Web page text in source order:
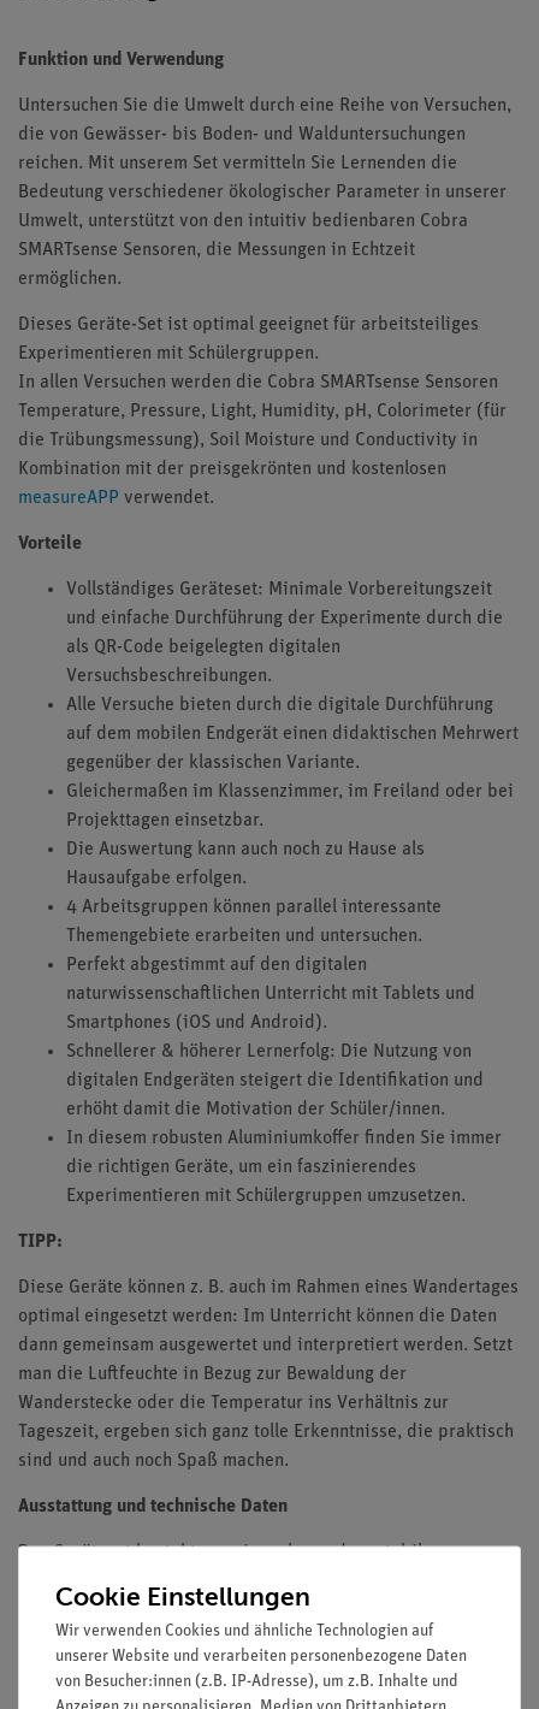
Funktion und Verwendung
Untersuchen Sie die Umwelt durch eine Reihe von Versuchen,
die von Gewässer- bis Boden- und Walduntersuchungen
reichen. Mit unserem Set vermitteln Sie Lernenden die
Bedeutung verschiedener ökologischer Parameter in unserer
Umwelt, unterstützt von den intuitiv bedienbaren Cobra
SMARTsense Sensoren, die Messungen in Echtzeit
ermöglichen.
Dieses Geräte-Set ist optimal geeignet für arbeitsteiliges
Experimentieren mit Schülergruppen.
In allen Versuchen werden die Cobra SMARTsense Sensoren
Temperature, Pressure, Light, Humidity, pH, Colorimeter (für
die Trübungsmessung), Soil Moisture und Conductivity in
Kombination mit der preisgekrönten und kostenlosen
measureAPP verwendet.
Vorteile
Vollständiges Geräteset: Minimale Vorbereitungszeit
und einfache Durchführung der Experimente durch die
als QR-Code beigelegten digitalen
Versuchsbeschreibungen.
Alle Versuche bieten durch die digitale Durchführung
auf dem mobilen Endgerät einen didaktischen Mehrwert
gegenüber der klassischen Variante.
Gleichermaßen im Klassenzimmer, im Freiland oder bei
Projekttagen einsetzbar.
Die Auswertung kann auch noch zu Hause als
Hausaufgabe erfolgen.
4 Arbeitsgruppen können parallel interessante
Themengebiete erarbeiten und untersuchen.
Perfekt abgestimmt auf den digitalen
naturwissenschaftlichen Unterricht mit Tablets und
Smartphones (iOS und Android).
Schnellerer & höherer Lernerfolg: Die Nutzung von
digitalen Endgeräten steigert die Identifikation und
erhöht damit die Motivation der Schüler/innen.
In diesem robusten Aluminiumkoffer finden Sie immer
die richtigen Geräte, um ein faszinierendes
Experimentieren mit Schülergruppen umzusetzen.
TIPP:
Diese Geräte können z. B. auch im Rahmen eines Wandertages
optimal eingesetzt werden: Im Unterricht können die Daten
dann gemeinsam ausgewertet und interpretiert werden. Setzt
man die Luftfeuchte in Bezug zur Bewaldung der
Wanderstecke oder die Temperatur ins Verhältnis zur
Tageszeit, ergeben sich ganz tolle Erkenntnisse, die praktisch
sind und auch noch Spaß machen.
Ausstattung und technische Daten
Das Geräteset besteht aus einem besonders stabilen
und SMARTsense-Sensoren, die für die Durchführung der
Versuche erforderlich sind. Der Koffer ist mit einem
passgenauen Schaumstoffeinsatz ausgestattet, der die
Komponenten schützt und eine schnelle Kontrolle auf
Cookie Einstellungen
Wir verwenden Cookies und ähnliche Technologien auf
unserer Website und verarbeiten personenbezogene Daten
von Besucher:innen (z.B. IP-Adresse), um z.B. Inhalte und